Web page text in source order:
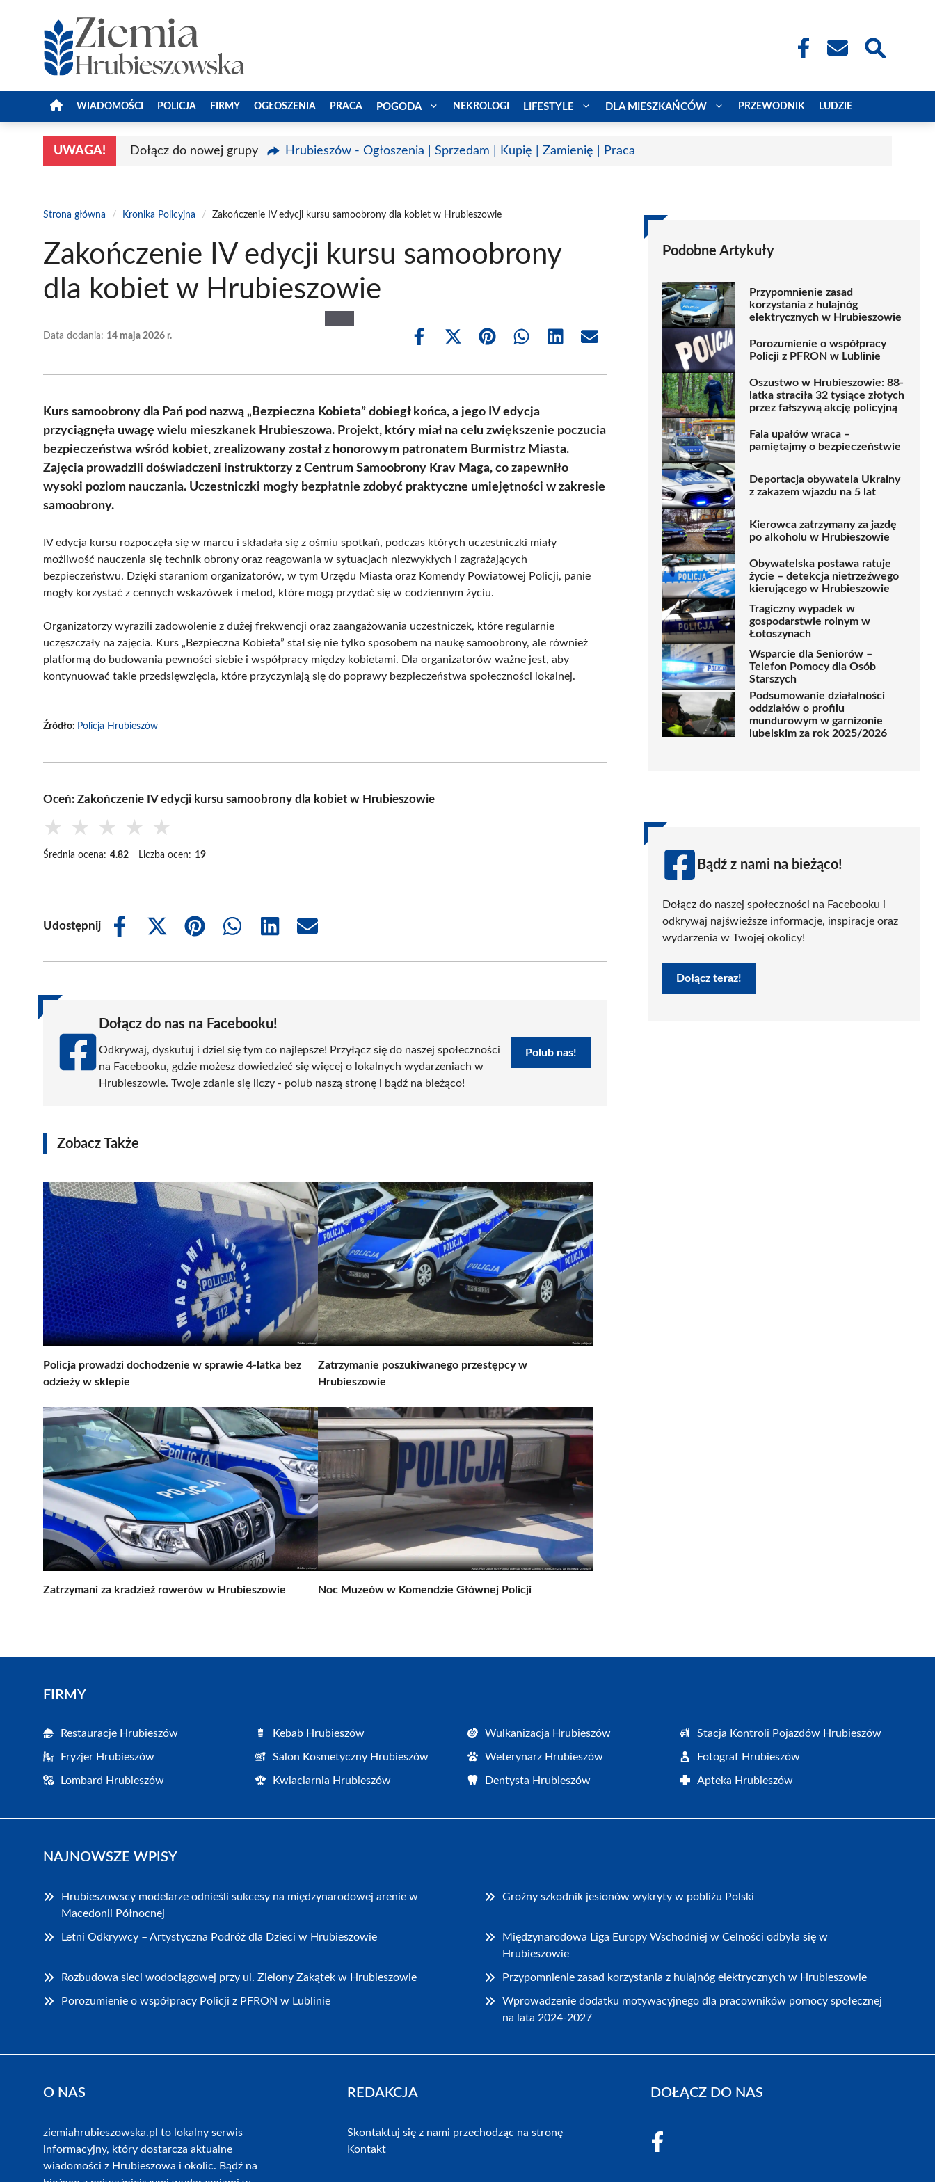
WIADOMOŚCI POLICJA FIRMY OGŁOSZENIA PRACA POGODA NEKROLOGI LIFESTYLE DLA MIESZKAŃCÓW PRZEWODNIK LUDZIE
UWAGA! Dołącz do nowej grupy Hrubieszów - Ogłoszenia | Sprzedam | Kupię | Zamienię | Praca
Strona główna / Kronika Policyjna / Zakończenie IV edycji kursu samoobrony dla kobiet w Hrubieszowie
Zakończenie IV edycji kursu samoobrony
dla kobiet w Hrubieszowie
Data dodania: 14 maja 2026 r.
Share
Share
(Twitter)
Share Share Share Share
Kurs samoobrony dla Pań pod nazwą „Bezpieczna Kobieta” dobiegł końca, a jego IV edycja
przyciągnęła uwagę wielu mieszkanek Hrubieszowa. Projekt, który miał na celu zwiększenie poczucia
bezpieczeństwa wśród kobiet, zrealizowany został z honorowym patronatem Burmistrz Miasta.
Zajęcia prowadzili doświadczeni instruktorzy z Centrum Samoobrony Krav Maga, co zapewniło
wysoki poziom nauczania. Uczestniczki mogły bezpłatnie zdobyć praktyczne umiejętności w zakresie
samoobrony.
IV edycja kursu rozpoczęła się w marcu i składała się z ośmiu spotkań, podczas których uczestniczki miały
możliwość nauczenia się technik obrony oraz reagowania w sytuacjach niezwykłych i zagrażających
bezpieczeństwu. Dzięki staraniom organizatorów, w tym Urzędu Miasta oraz Komendy Powiatowej Policji, panie
mogły korzystać z cennych wskazówek i metod, które mogą przydać się w codziennym życiu.
Organizatorzy wyrazili zadowolenie z dużej frekwencji oraz zaangażowania uczestniczek, które regularnie
uczęszczały na zajęcia. Kurs „Bezpieczna Kobieta” stał się nie tylko sposobem na naukę samoobrony, ale również
platformą do budowania pewności siebie i współpracy między kobietami. Dla organizatorów ważne jest, aby
kontynuować takie przedsięwzięcia, które przyczyniają się do poprawy bezpieczeństwa społeczności lokalnej.
Źródło: Policja Hrubieszów
Oceń: Zakończenie IV edycji kursu samoobrony dla kobiet w Hrubieszowie
★ ★ ★ ★ ★
Średnia ocena: 4.82 Liczba ocen: 19
Udostępnij
Share
Share
(Twitter)
Share
Share
Share
Share
Dołącz do nas na Facebooku!
Odkrywaj, dyskutuj i dziel się tym co najlepsze! Przyłącz się do naszej społeczności
na Facebooku, gdzie możesz dowiedzieć się więcej o lokalnych wydarzeniach w
Hrubieszowie. Twoje zdanie się liczy - polub naszą stronę i bądź na bieżąco!
Polub nas!
Zobacz Także
Policja prowadzi dochodzenie w sprawie 4-latka bez
odzieży w sklepie
Zatrzymanie poszukiwanego przestępcy w
Hrubieszowie
Zatrzymani za kradzież rowerów w Hrubieszowie Noc Muzeów w Komendzie Głównej Policji
Podobne Artykuły
Przypomnienie zasad
korzystania z hulajnóg
elektrycznych w Hrubieszowie
Porozumienie o współpracy
Policji z PFRON w Lublinie
Oszustwo w Hrubieszowie: 88-
latka straciła 32 tysiące złotych
przez fałszywą akcję policyjną
Fala upałów wraca –
pamiętajmy o bezpieczeństwie
Deportacja obywatela Ukrainy
z zakazem wjazdu na 5 lat
Kierowca zatrzymany za jazdę
po alkoholu w Hrubieszowie
Obywatelska postawa ratuje
życie – detekcja nietrzeźwego
kierującego w Hrubieszowie
Tragiczny wypadek w
gospodarstwie rolnym w
Łotoszynach
Wsparcie dla Seniorów –
Telefon Pomocy dla Osób
Starszych
Podsumowanie działalności
oddziałów o profilu
mundurowym w garnizonie
lubelskim za rok 2025/2026
Bądź z nami na bieżąco!
Dołącz do naszej społeczności na Facebooku i
odkrywaj najświeższe informacje, inspiracje oraz
wydarzenia w Twojej okolicy!
Dołącz teraz!
FIRMY
Restauracje Hrubieszów Kebab Hrubieszów Wulkanizacja Hrubieszów Stacja Kontroli Pojazdów Hrubieszów
Fryzjer Hrubieszów Salon Kosmetyczny Hrubieszów Weterynarz Hrubieszów Fotograf Hrubieszów
Lombard Hrubieszów Kwiaciarnia Hrubieszów Dentysta Hrubieszów Apteka Hrubieszów
NAJNOWSZE WPISY
Hrubieszowscy modelarze odnieśli sukcesy na międzynarodowej arenie w
Macedonii Północnej
Groźny szkodnik jesionów wykryty w pobliżu Polski
Letni Odkrywcy – Artystyczna Podróż dla Dzieci w Hrubieszowie
Międzynarodowa Liga Europy Wschodniej w Celności odbyła się w
Hrubieszowie
Rozbudowa sieci wodociągowej przy ul. Zielony Zakątek w Hrubieszowie Przypomnienie zasad korzystania z hulajnóg elektrycznych w Hrubieszowie
Porozumienie o współpracy Policji z PFRON w Lublinie
Wprowadzenie dodatku motywacyjnego dla pracowników pomocy społecznej
na lata 2024-2027
O NAS
ziemiahrubieszowska.pl to lokalny serwis
informacyjny, który dostarcza aktualne
wiadomości z Hrubieszowa i okolic. Bądź na
REDAKCJA
Skontaktuj się z nami przechodząc na stronę
Kontakt
DOŁĄCZ DO NAS